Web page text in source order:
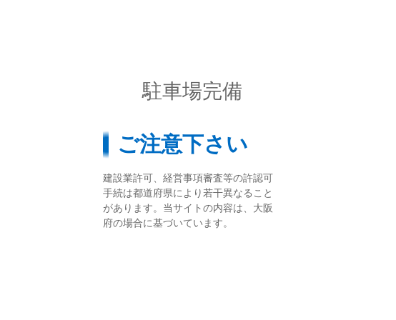
駐車場完備
ご注意下さい
建設業許可、経営事項審査等の許認可
手続は都道府県により若干異なること
があります。当サイトの内容は、大阪
府の場合に基づいています。